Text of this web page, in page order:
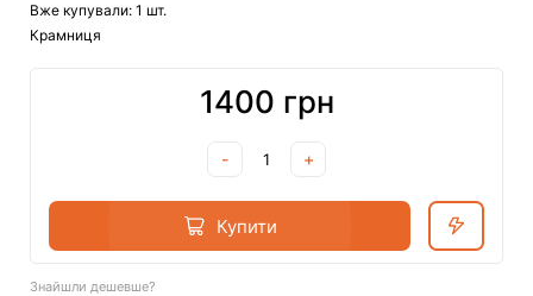
Вже купували: 1 шт.
Крамниця
1400 грн
- +
Купити
Знайшли дешевше?